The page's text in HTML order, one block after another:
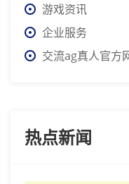
游戏资讯
企业服务
交流ag真人官方
热点新闻